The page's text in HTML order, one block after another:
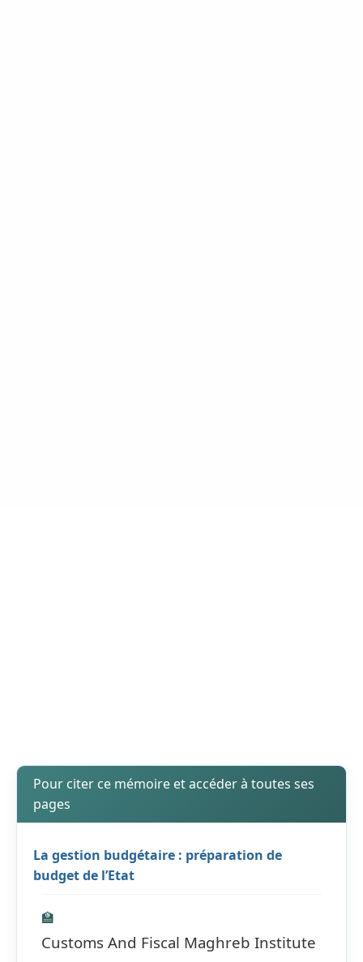
Pour citer ce mémoire et accéder à toutes ses
pages
La gestion budgétaire : préparation de
budget de l’Etat
🏫
Customs And Fiscal Maghreb Institute